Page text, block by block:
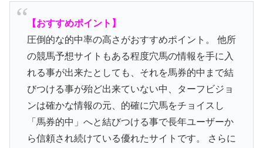
【おすすめポイント】
圧倒的な的中率の高さがおすすめポイント。 他所
の競馬予想サイトもある程度穴馬の情報を手に入
れる事が出来たとしても、それを馬券的中まで結
びつける事が殆ど出来ていない中、ターフビジョ
ンは確かな情報の元、的確に穴馬をチョイスし
「馬券的中」へと結びつける事で長年ユーザーか
ら信頼され続けている優れたサイトです。 さらに